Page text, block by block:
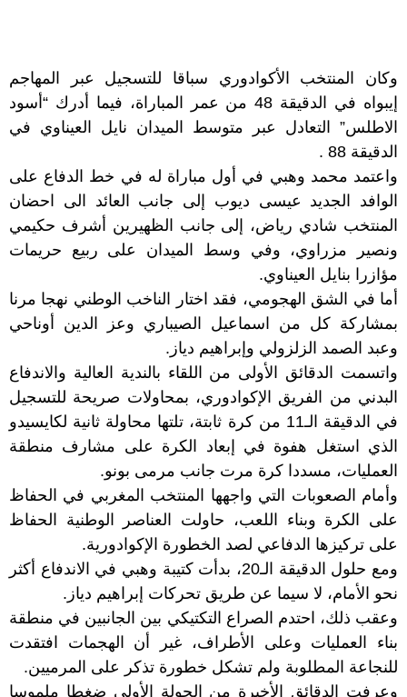
وكان المنتخب الأكوادوري سباقا للتسجيل عبر المهاجم
إيبواه في الدقيقة 48 من عمر المباراة، فيما أدرك “أسود
الاطلس” التعادل عبر متوسط الميدان نايل العيناوي في
الدقيقة 88 .
واعتمد محمد وهبي في أول مباراة له في خط الدفاع على
الوافد الجديد عيسى ديوب إلى جانب العائد الى احضان
المنتخب شادي رياض، إلى جانب الظهيرين أشرف حكيمي
ونصير مزراوي، وفي وسط الميدان على ربيع حريمات
مؤازرا بنايل العيناوي.
أما في الشق الهجومي، فقد اختار الناخب الوطني نهجا مرنا
بمشاركة كل من اسماعيل الصيباري وعز الدين أوناحي
وعبد الصمد الزلزولي وإبراهيم دياز.
واتسمت الدقائق الأولى من اللقاء بالندية العالية والاندفاع
البدني من الفريق الإكوادوري، بمحاولات صريحة للتسجيل
في الدقيقة الـ11 من كرة ثابتة، تلتها محاولة ثانية لكايسيدو
الذي استغل هفوة في إبعاد الكرة على مشارف منطقة
العمليات، مسددا كرة مرت جانب مرمى بونو.
وأمام الصعوبات التي واجهها المنتخب المغربي في الحفاظ
على الكرة وبناء اللعب، حاولت العناصر الوطنية الحفاظ
على تركيزها الدفاعي لصد الخطورة الإكوادورية.
ومع حلول الدقيقة الـ20، بدأت كتيبة وهبي في الاندفاع أكثر
نحو الأمام، لا سيما عن طريق تحركات إبراهيم دياز.
وعقب ذلك، احتدم الصراع التكتيكي بين الجانبين في منطقة
بناء العمليات وعلى الأطراف، غير أن الهجمات افتقدت
للنجاعة المطلوبة ولم تشكل خطورة تذكر على المرميين.
وعرفت الدقائق الأخيرة من الجولة الأولى ضغطا ملموسا